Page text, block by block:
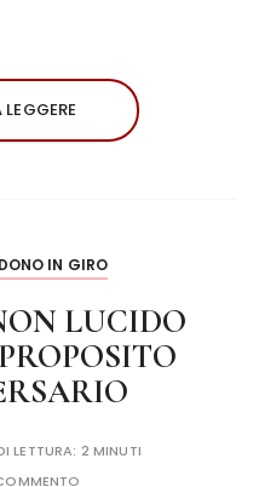
IN GIRO
LUCIDO
LETTURA: 2 MINUTI